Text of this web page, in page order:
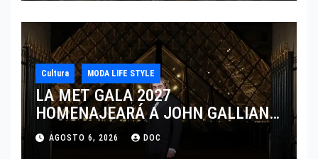
Cultura MODA LIFE STYLE
LA MET GALA 2027
HOMENAJEARÁ A JOHN GALLIANO
MARCANDO EL REGRESO DEL REY
DEL DRAMATISMO
AGOSTO 6, 2026 DOC